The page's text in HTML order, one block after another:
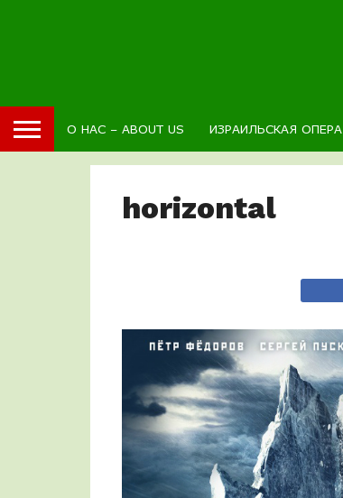
О НАС – ABOUT US ИЗРАИЛЬСКАЯ ОПЕРА
horizontal